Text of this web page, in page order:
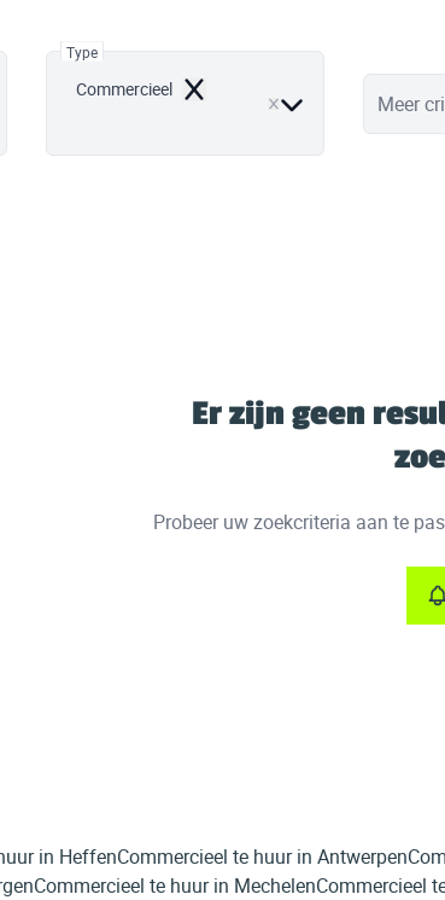
Type
Commercieel Remove Meer
Er zijn geen
Probeer uw zoekcriteria aan te
in HeffenCommercieel te huur in Antwerpen
Commercieel te huur in MechelenCommercieel